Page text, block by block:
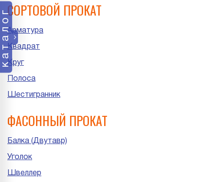
каталогСОРТОВОЙ ПРОКАТ
Арматура
Квадрат
Круг
Полоса
Шестигранник
ФАСОННЫЙ ПРОКАТ
Балка (Двутавр)
Уголок
Швеллер